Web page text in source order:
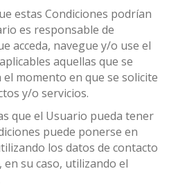
estas Condiciones podrían
es responsable de
acceda, navegue y/o use el
aquellas que se
momento en que se solicite
y/o servicios.
que el Usuario pueda tener
puede ponerse en
los datos de contacto
su caso, utilizando el